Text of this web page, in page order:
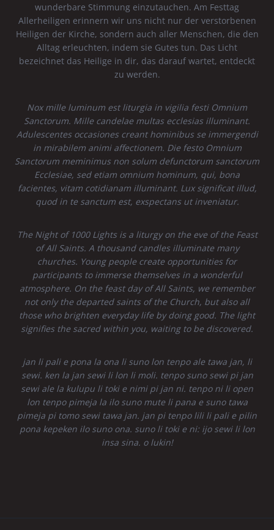
wunderbare Stimmung einzutauchen. Am Festtag
Allerheiligen erinnern wir uns nicht nur der verstorbenen
Heiligen der Kirche, sondern auch aller Menschen, die den
Alltag erleuchten, indem sie Gutes tun. Das Licht
bezeichnet das Heilige in dir, das darauf wartet, entdeckt
zu werden.
Nox mille luminum est liturgia in vigilia festi Omnium
Sanctorum. Mille candelae multas ecclesias illuminant.
Adulescentes occasiones creant hominibus se immergendi
in mirabilem animi affectionem. Die festo Omnium
Sanctorum meminimus non solum defunctorum sanctorum
Ecclesiae, sed etiam omnium hominum, qui, bona
facientes, vitam cotidianam illuminant. Lux significat illud,
quod in te sanctum est, exspectans ut inveniatur.
The Night of 1000 Lights is a liturgy on the eve of the Feast
of All Saints. A thousand candles illuminate many
churches. Young people create opportunities for
participants to immerse themselves in a wonderful
atmosphere. On the feast day of All Saints, we remember
not only the departed saints of the Church, but also all
those who brighten everyday life by doing good. The light
signifies the sacred within you, waiting to be discovered.
jan li pali e pona la ona li suno lon tenpo ale tawa jan, li
sewi. ken la jan sewi li lon li moli. tenpo suno sewi pi jan
sewi ale la kulupu li toki e nimi pi jan ni. tenpo ni li open
lon tenpo pimeja la ilo suno mute li pana e suno tawa
pimeja pi tomo sewi tawa jan. jan pi tenpo lili li pali e pilin
pona kepeken ilo suno ona. suno li toki e ni: ijo sewi li lon
insa sina. o lukin!